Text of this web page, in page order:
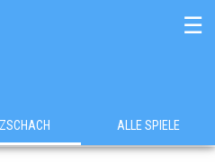
☰
ALLE SPIELE